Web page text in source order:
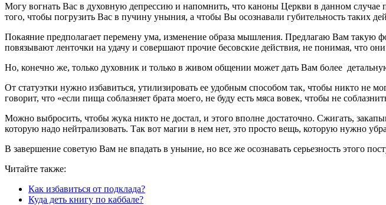
Могу вогнать Вас в духовную депрессию и напомнить, что каноны Церкви в данном
того, чтобы погрузить Вас в пучину уныния, а чтобы Вы осознавали губительность таких
Покаяние предполагает перемену ума, изменение образа мышления. Предлагаю Вам такую
повязывают ленточки на удачу и совершают прочие бесовские действия, не понимая, что
Но, конечно же, только духовник и только в живом общении может дать Вам более
От статуэтки нужно избавиться, утилизировать ее удобным способом так, чтобы никто не
говорит, что «если пища соблазняет брата моего, не буду есть мяса вовек, чтобы не
Можно выбросить, чтобы жука никто не достал, и этого вполне достаточно. Сжигать,
которую надо нейтрализовать. Так вот магии в нем нет, это просто вещь, которую нужно
В завершение советую Вам не впадать в уныние, но все же осознавать серьезность этого
Читайте также:
Как избавиться от подклада?
Куда деть книгу по каббале?